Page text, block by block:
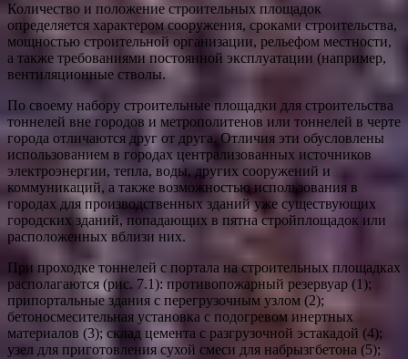
Количество и положение строительных площадок
определяется характером сооружения, сроками строительства,
мощностью строительной организации, рельефом местности,
а также требованиями постоянной эксплуатации (например,
вентиляционные стволы.
По своему набору строительные площадки для строительства
тоннелей вне городов и метрополитенов или тоннелей в черте
города отличаются друг от друга. Отличия эти обусловлены
использованием в городах централизованных источников
электроэнергии, тепла, воды, других сооружений и
коммуникаций, а также возможностью использования в
городах для производственных зданий уже существующих
городских зданий, попадающих в пятна стройплощадок или
расположенных вблизи них.
При проходке тоннелей с портала на строительных площадках
располагаются (рис. 7.1): противопожарный резервуар (1);
припортальные здания с перегрузочным узлом (2);
бетоносмесительная установка с подогревом инертных
материалов (3); склад цемента с разгрузочной эстакадой (4);
узел для приготовления сухой смеси для набрызгбетона (5);